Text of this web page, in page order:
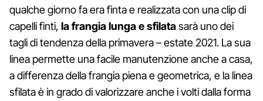
qualche giorno fa era finta e realizzata con una clip di
capelli finti, la frangia lunga e sfilatasarà uno dei
tagli di tendenza della primavera – estate 2021. La sua
linea permette una facile manutenzione anche a casa,
a differenza della frangia piena e geometrica, e la linea
sfilata è in grado di valorizzare anche i volti dalla forma